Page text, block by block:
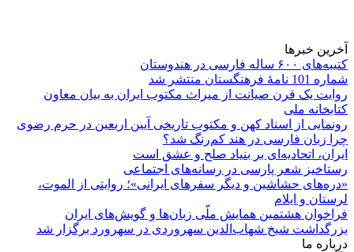
آخرین خبرها
کتیبه‌های ۶۰۰ ساله فارسی در هندوستان
شماره 101 نامۀ فرهنگستان منتشر شد
روایت یک قرن صیانت از میراث مکتوب ایران به بیان معاون
کتابخانه ملی
رونمایی از اسناد کهن و مکتوب تاریخی آیین اربعین در حرم رضوی
چرا زبان فارسی در هند کم‌رنگ شد؟
ایران، اتحادیه‌ای بر بنیاد صلح و عشق است
رستاخیز شعر پارسی در رسانه‌های اجتماعی
«دره‌های حشاشین و دیگر سفرهای ایرانی»؛ روایتی از الموت،
لرستان و ایلام
فراخوان هشتمین همایش ملّی زبان‌ها و گویش‌های ایران
بزرگداشت شیخ شهاب‌الدین سهروردی در سهرورد برگزار شد
درباره ما